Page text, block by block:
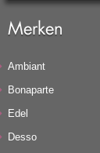
Merken
Ambiant
Bonaparte
Edel
Desso